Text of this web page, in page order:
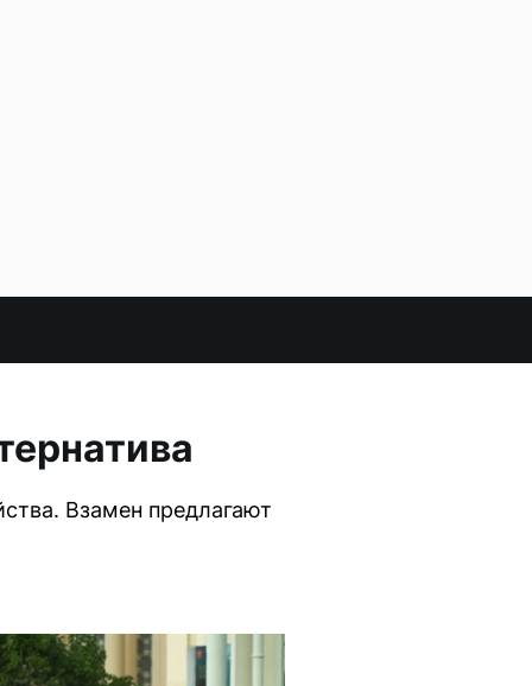
Взамен предлагают